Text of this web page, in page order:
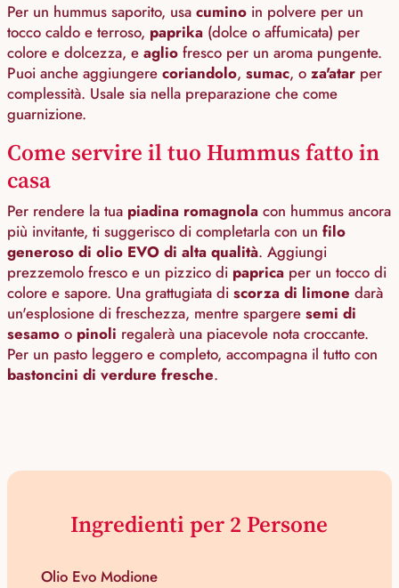
Per un hummus saporito, usa cumino in polvere per un
tocco caldo e terroso, paprika (dolce o affumicata) per
colore e dolcezza, e aglio fresco per un aroma pungente.
Puoi anche aggiungere coriandolo, sumac, o za'atar per
complessità. Usale sia nella preparazione che come
guarnizione.
Come servire il tuo Hummus fatto in
casa
Per rendere la tua piadina romagnola con hummus ancora
più invitante, ti suggerisco di completarla con un filo
generoso di olio EVO di alta qualità. Aggiungi
prezzemolo fresco e un pizzico di paprica per un tocco di
colore e sapore. Una grattugiata di scorza di limone darà
un'esplosione di freschezza, mentre spargere semi di
sesamo o pinoli regalerà una piacevole nota croccante.
Per un pasto leggero e completo, accompagna il tutto con
bastoncini di verdure fresche.
Ingredienti per 2 Persone
Olio Evo Modione